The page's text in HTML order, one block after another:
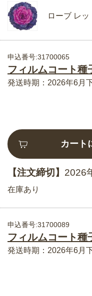
ローブ レッ
申込番号:31700065
フィルムコート種
発送時期：2026年6月
カート
【注文締切】 2026
在庫あり
申込番号:31700089
フィルムコート種
発送時期：2026年6月